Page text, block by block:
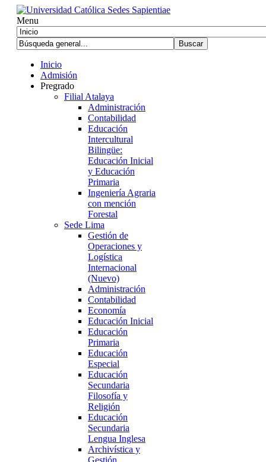
Menu
Inicio
Admisión
Pregrado
Filial Atalaya
Administración
Contabilidad
Educación
Intercultural
Bilingüe:
Educación Inicial
y Educación
Primaria
Ingeniería Agraria
con mención
Forestal
Sede Lima
Gestión de
Operaciones y
Logística
Internacional
(Nuevo)
Administración
Contabilidad
Economía
Educación Inicial
Educación
Primaria
Educación
Especial
Educación
Secundaria
Filosofía y
Religión
Educación
Secundaria
Lengua Inglesa
Archivística y
Gestión